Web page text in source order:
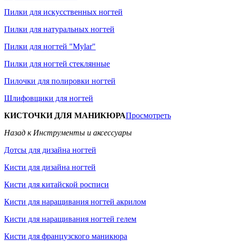
Пилки для искусственных ногтей
Пилки для натуральных ногтей
Пилки для ногтей "Mylar"
Пилки для ногтей стеклянные
Пилочки для полировки ногтей
Шлифовщики для ногтей
КИСТОЧКИ ДЛЯ МАНИКЮРАПросмотреть
Назад к Инструменты и аксессуары
Дотсы для дизайна ногтей
Кисти для дизайна ногтей
Кисти для китайской росписи
Кисти для наращивания ногтей акрилом
Кисти для наращивания ногтей гелем
Кисти для французского маникюра